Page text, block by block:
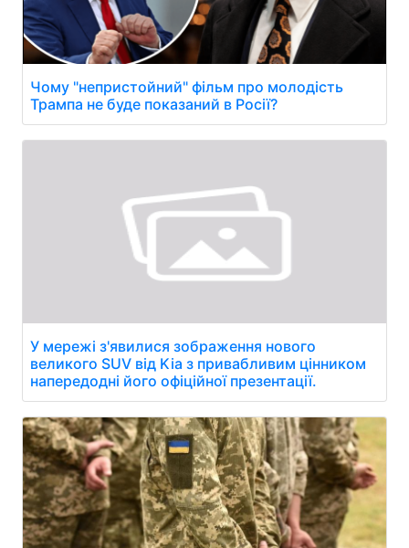
Чому "непристойний" фільм про молодість
Трампа не буде показаний в Росії?
У мережі з'явилися зображення нового
великого SUV від Kia з привабливим цінником
напередодні його офіційної презентації.